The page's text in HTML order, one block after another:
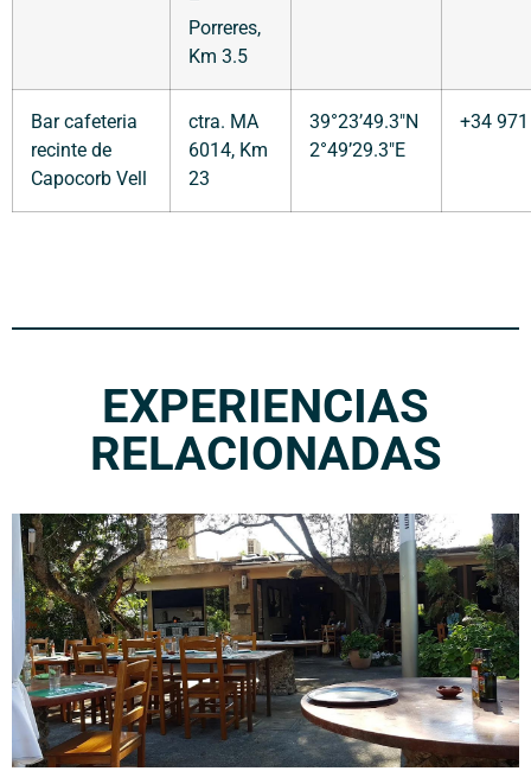
Porreres,
Km 3.5
Bar cafeteria
recinte de
Capocorb Vell
ctra. MA
6014, Km
23
39°23’49.3″N
2°49’29.3″E
+34
EXPERIENCIAS
RELACIONADAS